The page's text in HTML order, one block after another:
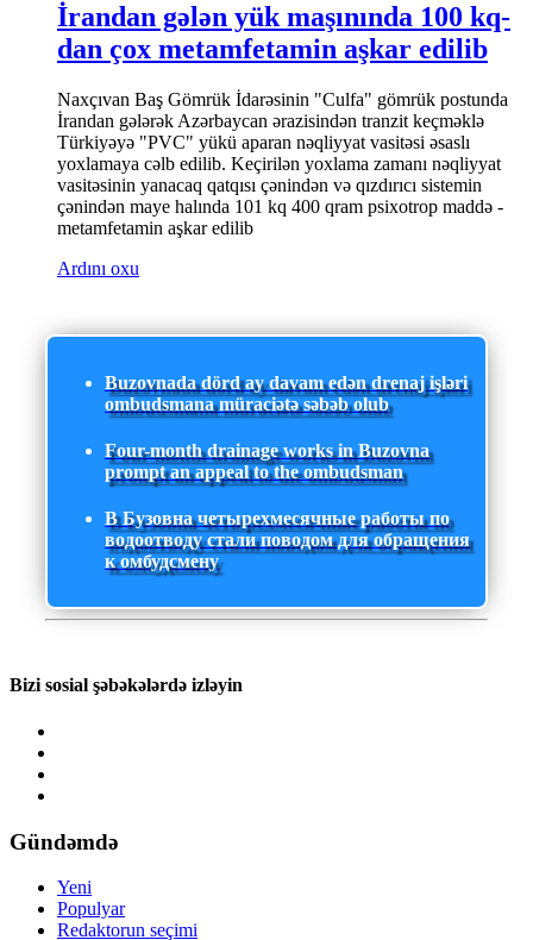
İrandan gələn yük maşınında 100 kq-
dan çox metamfetamin aşkar edilib
Naxçıvan Baş Gömrük İdarəsinin "Culfa" gömrük postunda
İrandan gələrək Azərbaycan ərazisindən tranzit keçməklə
Türkiyəyə "PVC" yükü aparan nəqliyyat vasitəsi əsaslı
yoxlamaya cəlb edilib. Keçirilən yoxlama zamanı nəqliyyat
vasitəsinin yanacaq qatqısı çənindən və qızdırıcı sistemin
çənindən maye halında 101 kq 400 qram psixotrop maddə -
metamfetamin aşkar edilib
Ardını oxu
Buzovnada dörd ay davam edən drenaj işləri
ombudsmana müraciətə səbəb olub
Four-month drainage works in Buzovna
prompt an appeal to the ombudsman
В Бузовна четырехмесячные работы по
водоотводу стали поводом для обращения
к омбудсмену
Bizi sosial şəbəkələrdə izləyin
Gündəmdə
Yeni
Populyar
Redaktorun seçimi